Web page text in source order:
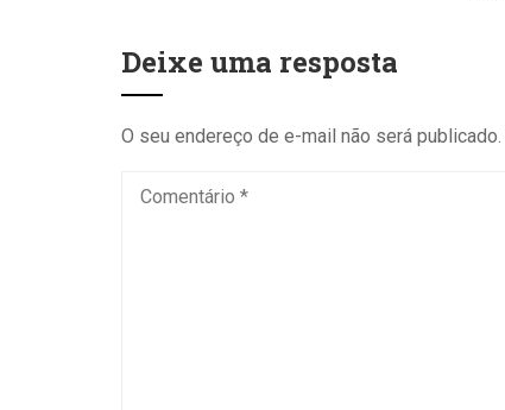
Deixe uma resposta
O seu endereço de e-mail não será publicado.